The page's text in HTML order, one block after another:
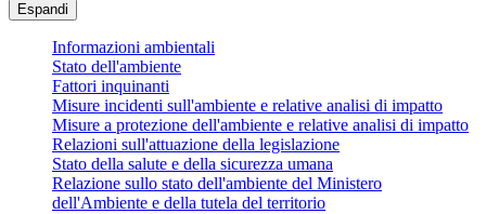
Espandi
Informazioni ambientali
Stato dell'ambiente
Fattori inquinanti
Misure incidenti sull'ambiente e relative analisi di impatto
Misure a protezione dell'ambiente e relative analisi di impatto
Relazioni sull'attuazione della legislazione
Stato della salute e della sicurezza umana
Relazione sullo stato dell'ambiente del Ministero
dell'Ambiente e della tutela del territorio